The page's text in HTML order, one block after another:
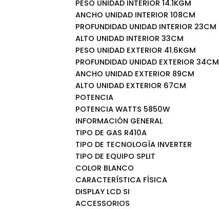
PESO UNIDAD INTERIOR 14.1KGM
ANCHO UNIDAD INTERIOR 108CM
PROFUNDIDAD UNIDAD INTERIOR 23CM
ALTO UNIDAD INTERIOR 33CM
PESO UNIDAD EXTERIOR 41.6KGM
PROFUNDIDAD UNIDAD EXTERIOR 34CM
ANCHO UNIDAD EXTERIOR 89CM
ALTO UNIDAD EXTERIOR 67CM
POTENCIA
POTENCIA WATTS 5850W
INFORMACIÓN GENERAL
TIPO DE GAS R410A
TIPO DE TECNOLOGÍA INVERTER
TIPO DE EQUIPO SPLIT
COLOR BLANCO
CARACTERÍSTICA FÍSICA
DISPLAY LCD SI
ACCESSORIOS